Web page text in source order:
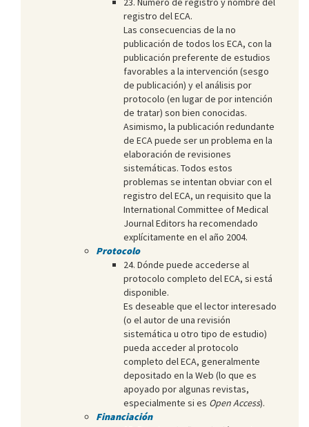
registro del ECA.
Las consecuencias de la no
publicación de todos los ECA, con la
publicación preferente de estudios
favorables a la intervención (sesgo
de publicación) y el análisis por
protocolo (en lugar de por intención
de tratar) son bien conocidas.
Asimismo, la publicación redundante
de ECA puede ser un problema en la
elaboración de revisiones
sistemáticas. Todos estos
problemas se intentan obviar con el
registro del ECA, un requisito que la
International Committee of Medical
Journal Editors ha recomendado
explícitamente en el año 2004.
Protocolo
24. Dónde puede accederse al
protocolo completo del ECA, si está
disponible.
Es deseable que el lector interesado
(o el autor de una revisión
sistemática u otro tipo de estudio)
pueda acceder al protocolo
completo del ECA, generalmente
depositado en la Web (lo que es
apoyado por algunas revistas,
especialmente si es Open Access).
Financiación